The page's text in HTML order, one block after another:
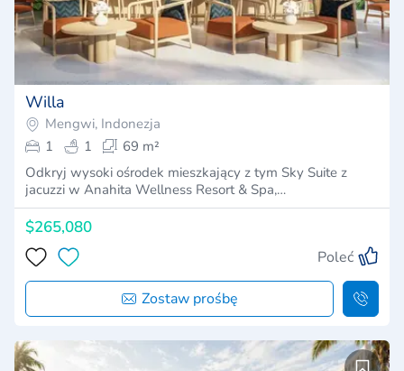
Willa
Mengwi, Indonezja
1
1
69 m²
Odkryj wysoki ośrodek mieszkający z tym Sky Suite z
jacuzzi w Anahita Wellness Resort & Spa,…
$265,080
Poleć
Zostaw prośbę